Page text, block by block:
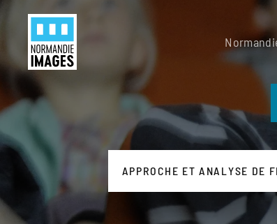
Skip to main content
APPROCHE ET ANALYSE DE